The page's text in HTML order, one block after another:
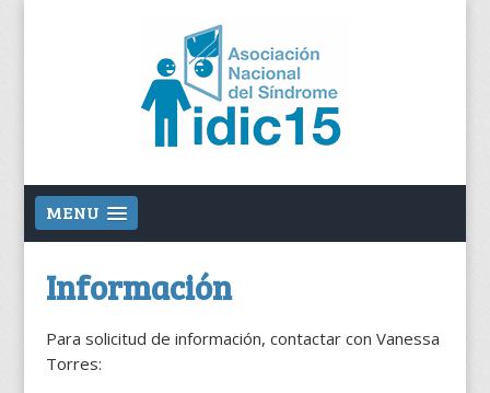
MENU
Información
Para solicitud de información, contactar con Vanessa
Torres: